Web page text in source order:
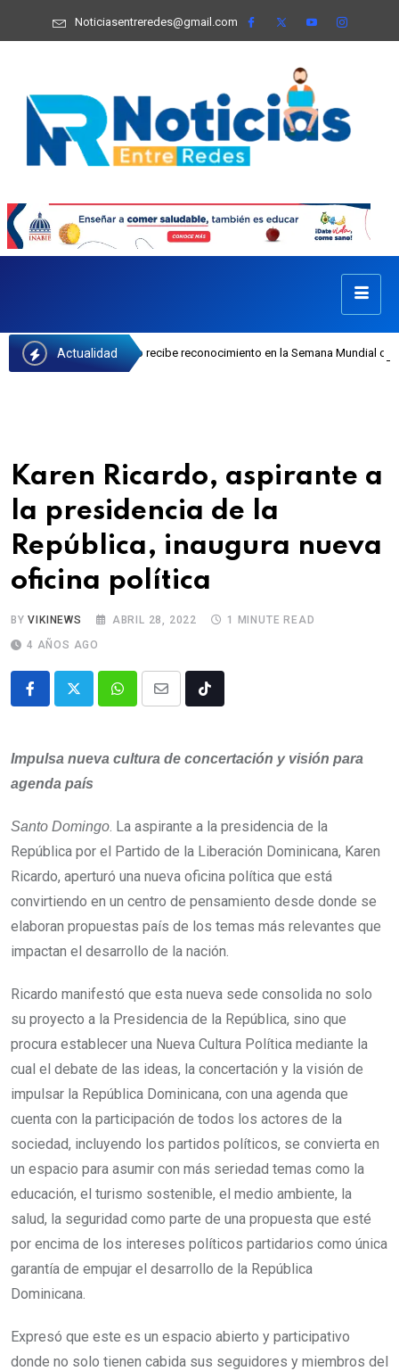
Noticiasentreredes@gmail.com
Actualidad
Castillo recibe reconocimiento en la Semana Mundial de la Lactancia
Karen Ricardo, aspirante a
la presidencia de la
República, inaugura nueva
oficina política
BYVIKINEWS ABRIL 28, 2022
1 MINUTE READ
4 AÑOS AGO
Impulsa nueva cultura de concertación y visión para
agenda país
Santo Domingo. La aspirante a la presidencia de la
República por el Partido de la Liberación Dominicana, Karen
Ricardo, aperturó una nueva oficina política que está
convirtiendo en un centro de pensamiento desde donde se
elaboran propuestas país de los temas más relevantes que
impactan el desarrollo de la nación.
Ricardo manifestó que esta nueva sede consolida no solo
su proyecto a la Presidencia de la República, sino que
procura establecer una Nueva Cultura Política mediante la
cual el debate de las ideas, la concertación y la visión de
impulsar la República Dominicana, con una agenda que
cuenta con la participación de todos los actores de la
sociedad, incluyendo los partidos políticos, se convierta en
un espacio para asumir con más seriedad temas como la
educación, el turismo sostenible, el medio ambiente, la
salud, la seguridad como parte de una propuesta que esté
por encima de los intereses políticos partidarios como única
garantía de empujar el desarrollo de la República
Dominicana.
Expresó que este es un espacio abierto y participativo
donde no solo tienen cabida sus seguidores y miembros del